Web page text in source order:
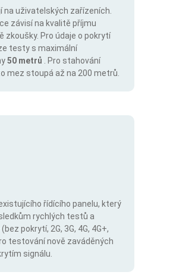
na uživatelských zařízeních.
závisí na kvalitě příjmu
zkoušky. Pro údaje o pokrytí
testy s maximální
50 metrů
. Pro stahování
mez stoupá až na 200 metrů.
řídícího panelu, který
rychlých testů a
pokrytí, 2G, 3G, 4G, 4G+,
testování nově zaváděných
signálu.